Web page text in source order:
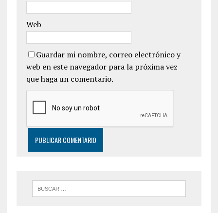
Web
Guardar mi nombre, correo electrónico y
web en este navegador para la próxima vez
que haga un comentario.